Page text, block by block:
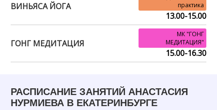
ВИНЬЯСА ЙОГА
практика
13.00-15.00
ГОНГ МЕДИТАЦИЯ
МК "ГОНГ
МЕДИТАЦИЯ"
15.00-16.30
РАСПИСАНИЕ ЗАНЯТИЙ АНАСТАСИЯ
НУРМИЕВА В ЕКАТЕРИНБУРГЕ